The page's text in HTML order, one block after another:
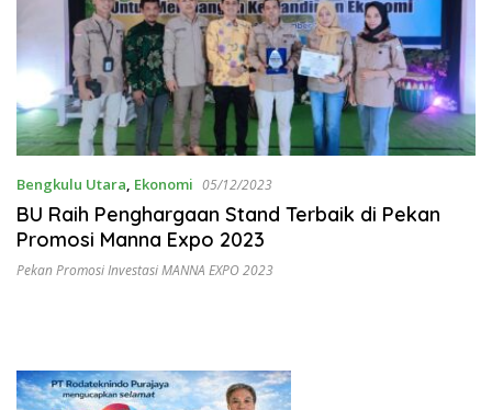
Bengkulu Utara, Ekonomi 05/12/2023
BU Raih Penghargaan Stand Terbaik di Pekan
Promosi Manna Expo 2023
Pekan Promosi Investasi MANNA EXPO 2023